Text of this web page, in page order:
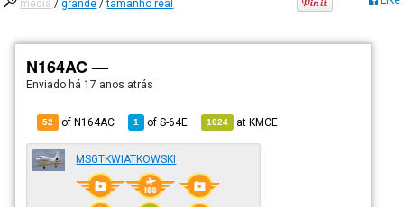
média /grande /tamanho real
N164AC —
Enviado há 17 anos atrás
52 of N164AC 1 ofS-64E 1624 atKMCE
MSGTKWIATKOWSKI